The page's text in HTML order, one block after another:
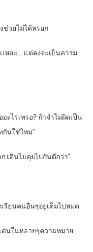
ช่วยไม่ได้หรอก
หละ… เเต่คงจะเป็นความ
อะไรเหรอ?​ ถ้าจําไม่ผิดเป็น
กันใช่ไหม”
เดินไปคุยไปกันดีกว่า”
รียนคนอื่นๆ​อยู่เต็มไปหมด
ด่นในหลายๆความหมาย​